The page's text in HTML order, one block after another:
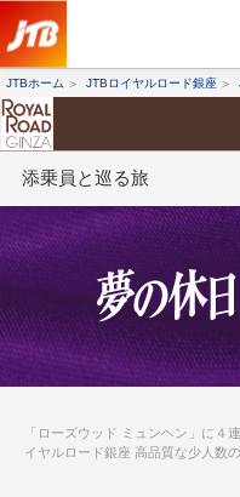
JTBホーム JTBロイヤルロード銀座
添乗員と巡る旅
TOPNEW 厳選ツアー
ツアーを探す
海外ツアー
国内ツアー
特集
スタッフブログ
デジタルパンフレット
お客様へのご案内
コンシェルジ
ュ紹介
お申
の
条件から探す
条件から探す
キーワード
条件から探す
条件から探す
キーワード
「ローズウッド ミュンヘン」に４
イヤルロード銀座 高品質な少人数
ツアーを探す
海外ツアー